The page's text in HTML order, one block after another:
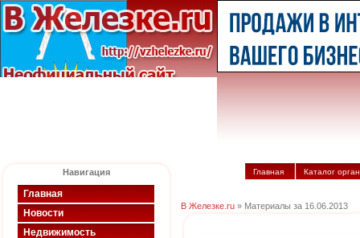
Навигация
Главная
Новости
Недвижимость
Главная Каталог
В Железке.ru » Материалы за 16.06.2013